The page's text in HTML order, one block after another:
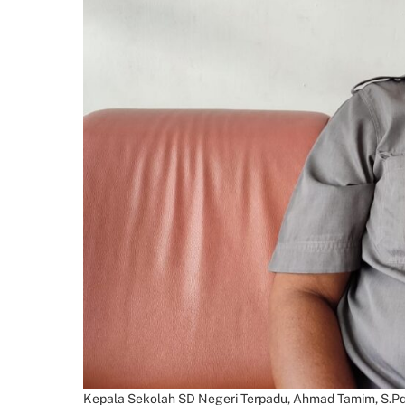
Kepala Sekolah SD Negeri Terpadu, Ahmad Tamim,